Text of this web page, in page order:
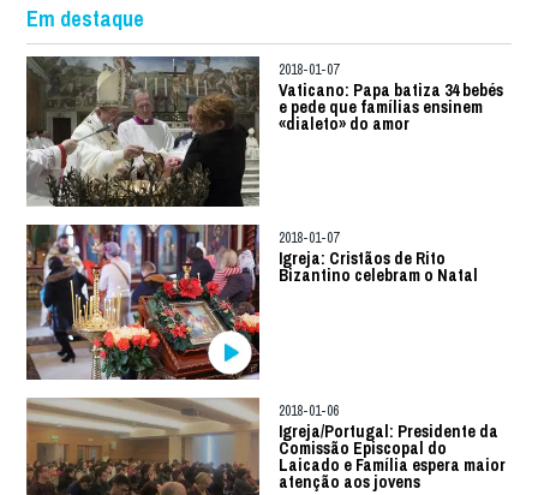
Em destaque
2018-01-07
Vaticano: Papa batiza 34 bebés
e pede que famílias ensinem
«dialeto» do amor
2018-01-07
Igreja: Cristãos de Rito
Bizantino celebram o Natal
2018-01-06
Igreja/Portugal: Presidente da
Comissão Episcopal do
Laicado e Família espera maior
atenção aos jovens